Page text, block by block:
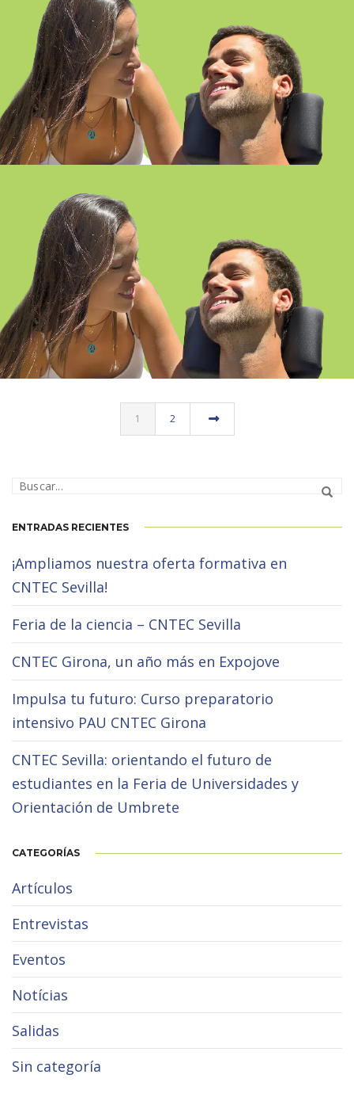
ATENCIÓN A PERSONAS EN
SITUACIÓN DE DEPENDENCIA
SEMIPRESENCIAL-ONLINE SEVILLA
ATENCIÓN A PERSONAS EN
SITUACIÓN DE DEPENDENCIA
SEMIPRESENCIAL-ONLINE GIRONA
1 2
ENTRADAS RECIENTES
¡Ampliamos nuestra oferta formativa en
CNTEC Sevilla!
Feria de la ciencia – CNTEC Sevilla
CNTEC Girona, un año más en Expojove
Impulsa tu futuro: Curso preparatorio
intensivo PAU CNTEC Girona
CNTEC Sevilla: orientando el futuro de
estudiantes en la Feria de Universidades y
Orientación de Umbrete
CATEGORÍAS
Artículos
Entrevistas
Eventos
Notícias
Salidas
Sin categoría